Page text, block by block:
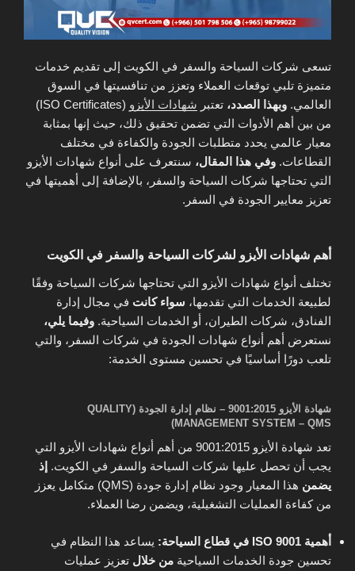
تسعى شركات السياحة والسفر في الكويت إلى تقديم خدمات
متميزة تلبي توقعات العملاء وتعزز من تنافسيتها في السوق
العالمي. وبهذا الصدد، تعتبر شهادات الأيزو
(ISO Certificates)
من بين أهم الأدوات التي تضمن تحقيق ذلك، حيث إنها بمثابة
معيار عالمي يحدد متطلبات الجودة والكفاءة في مختلف
القطاعات. وفي هذا المقال، سنتعرف على أنواع شهادات الأيزو
التي تحتاجها شركات السياحة والسفر، بالإضافة إلى أهميتها في
تعزيز معايير الجودة في السفر.
أهم شهادات الأيزو لشركات السياحة والسفر في الكويت
تختلف أنواع شهادات الأيزو التي تحتاجها شركات السياحة وفقًا
لطبيعة الخدمات التي تقدمها، سواء كانت في مجال إدارة
الفنادق، شركات الطيران، أو الخدمات السياحية. وفيما يلي،
نستعرض أهم أنواع شهادات الجودة في شركات السفر، والتي
تلعب دورًا أساسيًا في تحسين مستوى الخدمة:
شهادة الأيزو 9001:2015 – نظام إدارة الجودة (QUALITY
MANAGEMENT SYSTEM – QMS)
تعد شهادة الأيزو 9001:2015 من أهم أنواع شهادات الأيزو التي
يجب أن تحصل عليها شركات السياحة والسفر في الكويت. إذ
يضمن
هذا المعيار وجود نظام إدارة جودة (QMS) متكامل يعزز
من كفاءة العمليات التشغيلية، ويضمن رضا العملاء.
أهمية ISO 9001 في قطاع السياحة:
يساعد هذا النظام في
تحسين جودة الخدمات السياحية من خلال تعزيز عمليات